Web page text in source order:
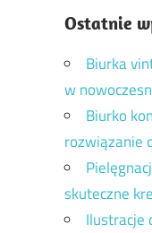
Ostatnie
Biurka
w
Biurko
rozwiązanie
skuteczne
Ilustracje